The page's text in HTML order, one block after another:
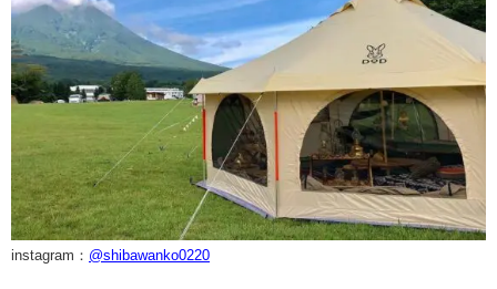
instagram： @shibawanko0220